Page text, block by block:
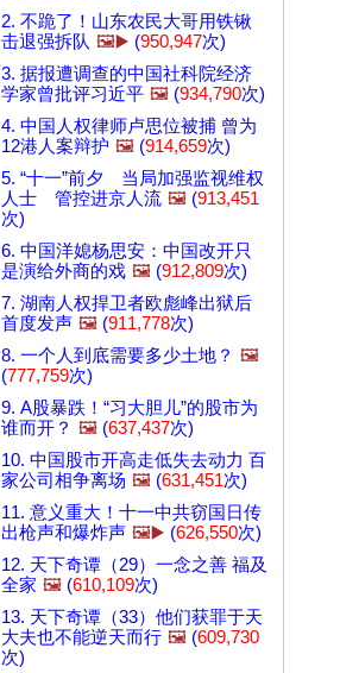
2. 不跪了！山东农民大哥用铁锹
击退强拆队 🖼️▶️ (950,947次)
3. 据报遭调查的中国社科院经济
学家曾批评习近平 🖼️ (934,790次)
4. 中国人权律师卢思位被捕 曾为
12港人案辩护 🖼️ (914,659次)
5. “十一”前夕 当局加强监视维权
人士 管控进京人流 🖼️ (913,451
次)
6. 中国洋媳杨思安：中国改开只
是演给外商的戏 🖼️ (912,809次)
7. 湖南人权捍卫者欧彪峰出狱后
首度发声 🖼️ (911,778次)
8. 一个人到底需要多少土地？ 🖼️
(777,759次)
9. A股暴跌！“习大胆儿”的股市为
谁而开？ 🖼️ (637,437次)
10. 中国股市开高走低失去动力 百
家公司相争离场 🖼️ (631,451次)
11. 意义重大！十一中共窃国日传
出枪声和爆炸声 🖼️▶️ (626,550次)
12. 天下奇谭（29）一念之善 福及
全家 🖼️ (610,109次)
13. 天下奇谭（33）他们获罪于天
大夫也不能逆天而行 🖼️ (609,730
次)